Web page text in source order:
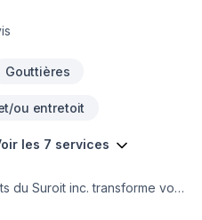
Gouttières
ou entretoit
les 7 services
du Suroit inc. transforme vos